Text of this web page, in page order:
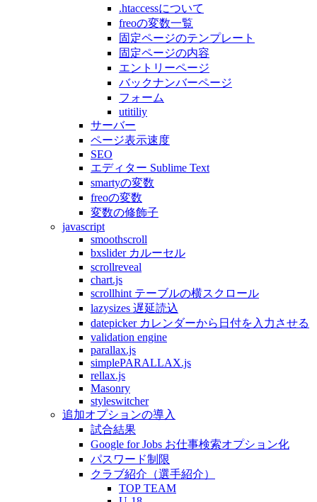
.htaccessについて
freoの変数一覧
固定ページのテンプレート
固定ページの内容
エントリーページ
バックナンバーページ
フォーム
utitiliy
サーバー
ページ表示速度
SEO
エディター Sublime Text
smartyの変数
freoの変数
変数の修飾子
javascript
smoothscroll
bxslider カルーセル
scrollreveal
chart.js
scrollhint テーブルの横スクロール
lazysizes 遅延読込
datepicker カレンダーから日付を入力させる
validation engine
parallax.js
simplePARALLAX.js
rellax.js
Masonry
styleswitcher
追加オプションの導入
試合結果
Google for Jobs お仕事検索オプション化
パスワード制限
クラブ紹介（選手紹介）
TOP TEAM